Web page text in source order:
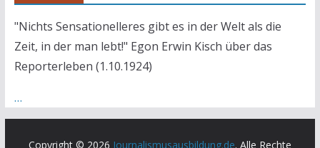
"Nichts Sensationelleres gibt es in der Welt als die
Zeit, in der man lebt!" Egon Erwin Kisch über das
Reporterleben (1.10.1924)
…
Copyright © 2026 Journalismusausbildung.de. Alle Rechte